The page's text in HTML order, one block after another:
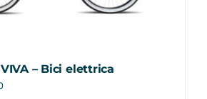
– Bici elettrica